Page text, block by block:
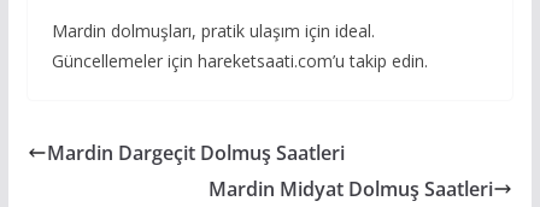
Mardin dolmuşları, pratik ulaşım için ideal.
Güncellemeler için hareketsaati.com’u takip edin.
Mardin Dargeçit Dolmuş Saatleri
Mardin Midyat Dolmuş Saatleri